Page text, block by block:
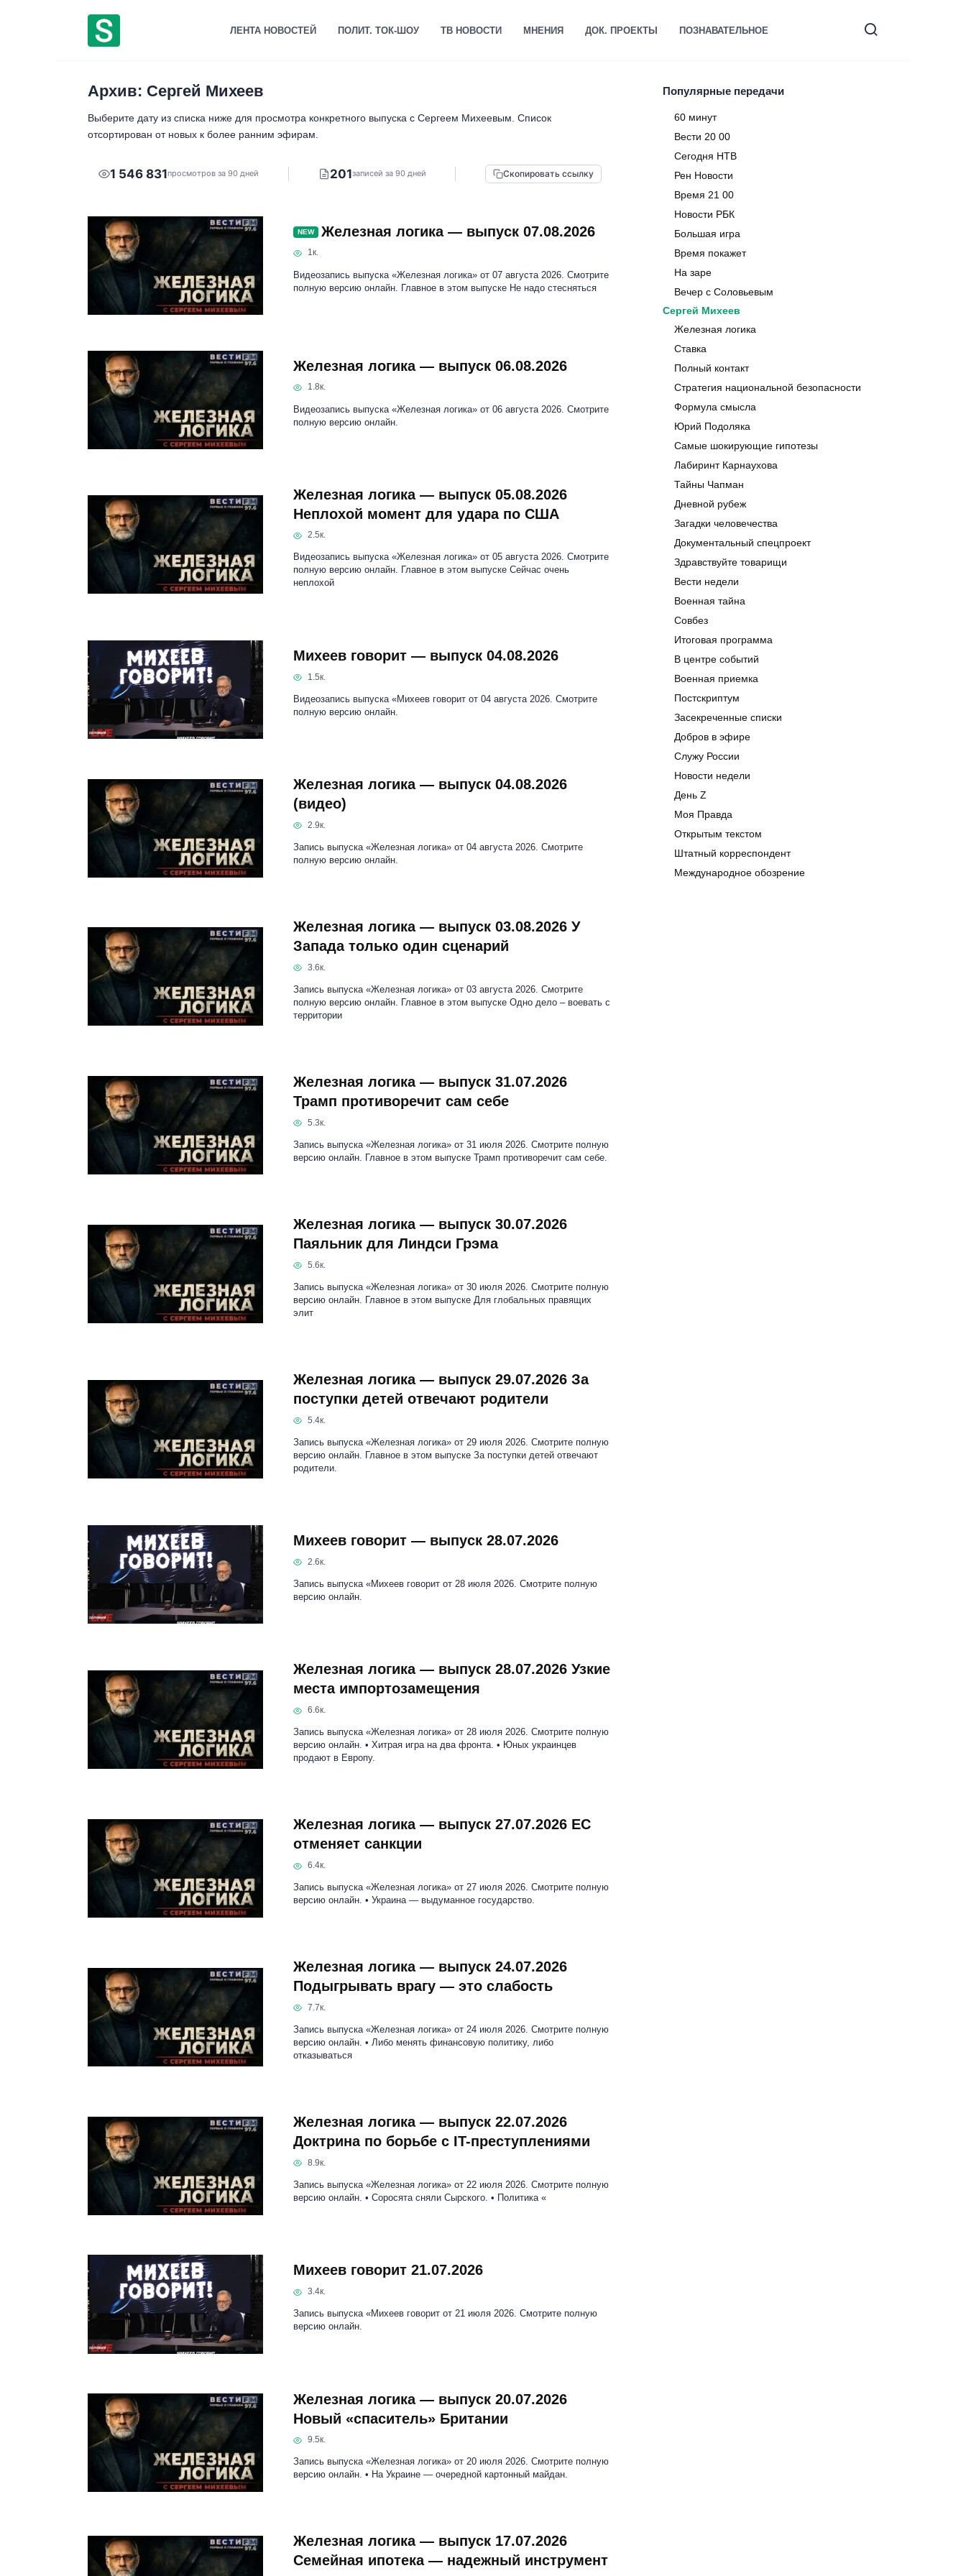
ЛЕНТА НОВОСТЕЙ ПОЛИТ. ТОК-ШОУ ТВ НОВОСТИ МНЕНИЯ ДОК. ПРОЕКТЫ ПОЗНАВАТЕЛЬНОЕ
Архив: Сергей Михеев
Выберите дату из списка ниже для просмотра конкретного выпуска с Сергеем Михеевым. Список
отсортирован от новых к более ранним эфирам.
1 546 831просмотров за 90 дней 201записей за 90 дней Скопировать ссылку
NEW Железная логика — выпуск 07.08.2026
1к.
Видеозапись выпуска «Железная логика» от 07 августа 2026. Смотрите
полную версию онлайн. Главное в этом выпуске Не надо стесняться
Железная логика — выпуск 06.08.2026
1.8к.
Видеозапись выпуска «Железная логика» от 06 августа 2026. Смотрите
полную версию онлайн.
Железная логика — выпуск 05.08.2026
Неплохой момент для удара по США
2.5к.
Видеозапись выпуска «Железная логика» от 05 августа 2026. Смотрите
полную версию онлайн. Главное в этом выпуске Сейчас очень
неплохой
Михеев говорит — выпуск 04.08.2026
1.5к.
Видеозапись выпуска «Михеев говорит от 04 августа 2026. Смотрите
полную версию онлайн.
Железная логика — выпуск 04.08.2026
(видео)
2.9к.
Запись выпуска «Железная логика» от 04 августа 2026. Смотрите
полную версию онлайн.
Железная логика — выпуск 03.08.2026 У
Запада только один сценарий
3.6к.
Запись выпуска «Железная логика» от 03 августа 2026. Смотрите
полную версию онлайн. Главное в этом выпуске Одно дело – воевать с
территории
Железная логика — выпуск 31.07.2026
Трамп противоречит сам себе
5.3к.
Запись выпуска «Железная логика» от 31 июля 2026. Смотрите полную
версию онлайн. Главное в этом выпуске Трамп противоречит сам себе.
Железная логика — выпуск 30.07.2026
Паяльник для Линдси Грэма
5.6к.
Запись выпуска «Железная логика» от 30 июля 2026. Смотрите полную
версию онлайн. Главное в этом выпуске Для глобальных правящих
элит
Железная логика — выпуск 29.07.2026 За
поступки детей отвечают родители
5.4к.
Запись выпуска «Железная логика» от 29 июля 2026. Смотрите полную
версию онлайн. Главное в этом выпуске За поступки детей отвечают
родители.
Михеев говорит — выпуск 28.07.2026
2.6к.
Запись выпуска «Михеев говорит от 28 июля 2026. Смотрите полную
версию онлайн.
Железная логика — выпуск 28.07.2026 Узкие
места импортозамещения
6.6к.
Запись выпуска «Железная логика» от 28 июля 2026. Смотрите полную
версию онлайн. • Хитрая игра на два фронта. • Юных украинцев
продают в Европу.
Железная логика — выпуск 27.07.2026 ЕС
отменяет санкции
6.4к.
Запись выпуска «Железная логика» от 27 июля 2026. Смотрите полную
версию онлайн. • Украина — выдуманное государство.
Железная логика — выпуск 24.07.2026
Подыгрывать врагу — это слабость
7.7к.
Запись выпуска «Железная логика» от 24 июля 2026. Смотрите полную
версию онлайн. • Либо менять финансовую политику, либо
отказываться
Железная логика — выпуск 22.07.2026
Доктрина по борьбе с IT-преступлениями
8.9к.
Запись выпуска «Железная логика» от 22 июля 2026. Смотрите полную
версию онлайн. • Соросята сняли Сырского. • Политика «
Михеев говорит 21.07.2026
3.4к.
Запись выпуска «Михеев говорит от 21 июля 2026. Смотрите полную
версию онлайн.
Железная логика — выпуск 20.07.2026
Новый «спаситель» Британии
9.5к.
Запись выпуска «Железная логика» от 20 июля 2026. Смотрите полную
версию онлайн. • На Украине — очередной картонный майдан.
Железная логика — выпуск 17.07.2026
Семейная ипотека — надежный инструмент
Популярные передачи
60 минут
Вести 20 00
Сегодня НТВ
Рен Новости
Время 21 00
Новости РБК
Большая игра
Время покажет
На заре
Вечер с Соловьевым
Сергей Михеев
Железная логика
Ставка
Полный контакт
Стратегия национальной безопасности
Формула смысла
Юрий Подоляка
Самые шокирующие гипотезы
Лабиринт Карнаухова
Тайны Чапман
Дневной рубеж
Загадки человечества
Документальный спецпроект
Здравствуйте товарищи
Вести недели
Военная тайна
Совбез
Итоговая программа
В центре событий
Военная приемка
Постскриптум
Засекреченные списки
Добров в эфире
Служу России
Новости недели
День Z
Моя Правда
Открытым текстом
Штатный корреспондент
Международное обозрение